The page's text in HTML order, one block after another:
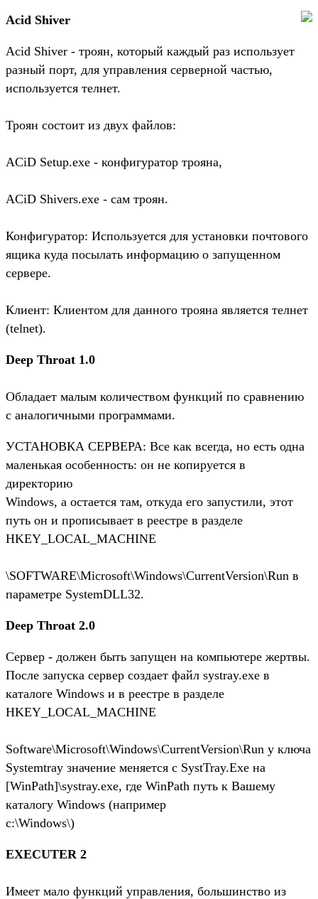
Acid Shiver
Acid Shiver - троян, который каждый раз использует
разный порт, для управления серверной частью,
используется телнет.
Троян состоит из двух файлов:
ACiD Setup.exe - конфигуратор трояна,
ACiD Shivers.exe - сам троян.
Конфигуратор: Используется для установки почтового
ящика куда посылать информацию о запущенном
сервере.
Клиент: Клиентом для данного трояна является телнет
(telnet).
Deep Throat 1.0
Обладает малым количеством функций по сравнению
с аналогичными программами.
УСТАНОВКА СЕРВЕРА: Все как всегда, но есть одна
маленькая особенность: он не копируется в
директорию
Windows, а остается там, откуда его запустили, этот
путь он и прописывает в реестре в разделе
HKEY_LOCAL_MACHINE
\SOFTWARE\Microsoft\Windows\CurrentVersion\Run в
параметре SystemDLL32.
Deep Throat 2.0
Сервер - должен быть запущен на компьютере жертвы.
После запуска сервер создает файл systray.exe в
каталоге Windows и в реестре в разделе
HKEY_LOCAL_MACHINE
Software\Microsoft\Windows\CurrentVersion\Run у ключа
Systemtray значение меняется с SystTray.Exe на
[WinPath]\systray.exe, где WinPath путь к Вашему
каталогу Windows (например
c:\Windows\)
EXECUTER 2
Имеет мало функций управления, большинство из